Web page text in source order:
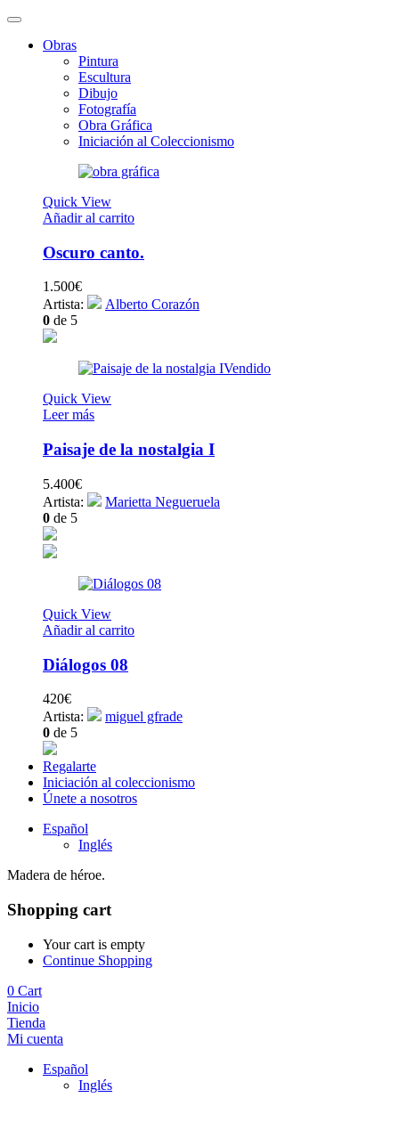
Obras
Pintura
Escultura
Dibujo
Fotografía
Obra Gráfica
Iniciación al Coleccionismo
Quick View
Añadir al carrito
Oscuro canto.
1.500€
Artista:
Alberto Corazón
0 de 5
Vendido
Quick View
Leer más
Paisaje de la nostalgia I
5.400€
Artista:
Marietta Negueruela
0 de 5
Quick View
Añadir al carrito
Diálogos 08
420€
Artista:
miguel gfrade
0 de 5
Regalarte
Iniciación al coleccionismo
Únete a nosotros
Español
Inglés
Madera de héroe.
Shopping cart
Your cart is empty
Continue Shopping
0 Cart
Inicio
Tienda
Mi cuenta
Español
Inglés